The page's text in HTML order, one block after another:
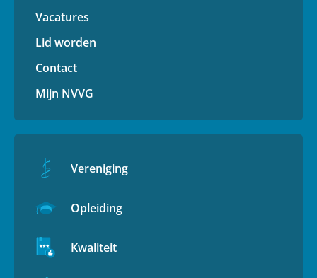
Vacatures
Lid worden
Contact
Mijn NVVG
Vereniging
Opleiding
Kwaliteit